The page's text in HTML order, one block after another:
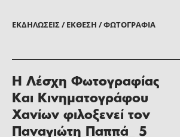
ΕΚΔΗΛΏΣΕΙΣ / ΈΚΘΕΣΗ / ΦΩΤΟΓΡΑΦΊΑ
Η Λέσχη Φωτογραφίας
Και Κινηματογράφου
Χανίων φιλοξενεί τον
Παναγιώτη Παππά_ 5